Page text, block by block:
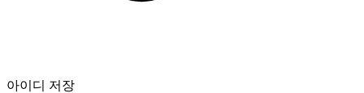
아이디 저장